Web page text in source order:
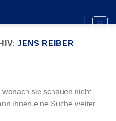
JENS REIBER
wonach sie schauen nicht
ihnen eine Suche weiter